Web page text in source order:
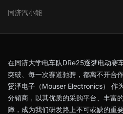
同济汽小能
在同济大学电车队DRe25逐梦电动赛
突破、每一次赛道驰骋，都离不开合
贸泽电子（Mouser Electronics） 作
分销商，以其优质的采购平台、丰富
障，成为我们研发路上不可或缺的重要